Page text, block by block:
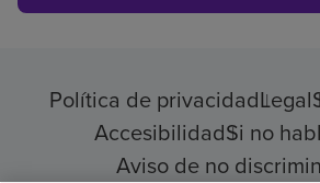
Política de privacidadLegal
AccesibilidadSi no
Aviso de no